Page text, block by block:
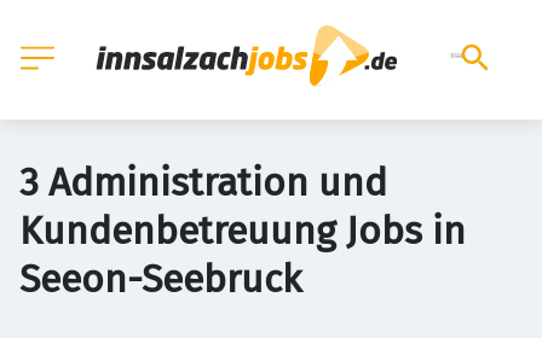
3 Administration und
Kundenbetreuung Jobs in
Seeon-Seebruck